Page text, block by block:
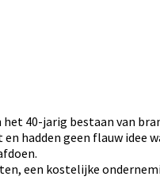
40-jarig bestaan van
hadden geen flauw idee
een kostelijke